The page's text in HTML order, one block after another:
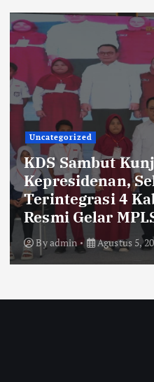
Uncategorized
KDS Sambut
Kepresidenan,
Terintegrasi 4
Resmi Gelar
Byadmin Agustus 5,